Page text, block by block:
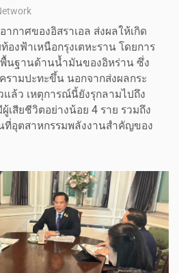
กาศของอิสราเอล ส่งผลให้เกิด
งฟ้าเหนือกรุงเตหะราน โดยการ
พื้นฐานด้านน้ำมันของอิหร่าน ซึ่ง
รามปะทะขึ้น นอกจากส่งผลกระ
แล้ว เหตุการณ์นี้ยังรุกลามไปถึง
สียชีวิตอย่างน้อย 4 ราย รวมถึง
ที่อุตสาหกรรมพลังงานสำคัญของ